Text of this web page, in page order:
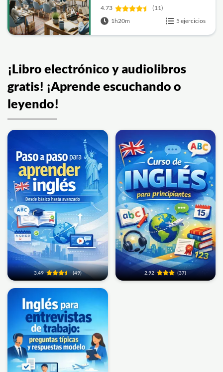
4.73
(11)
1h20m
5 ejercicios
¡Libro electrónico y audiolibros
gratis! ¡Aprende escuchando o
leyendo!
3.49 (49) 2.92 (37)